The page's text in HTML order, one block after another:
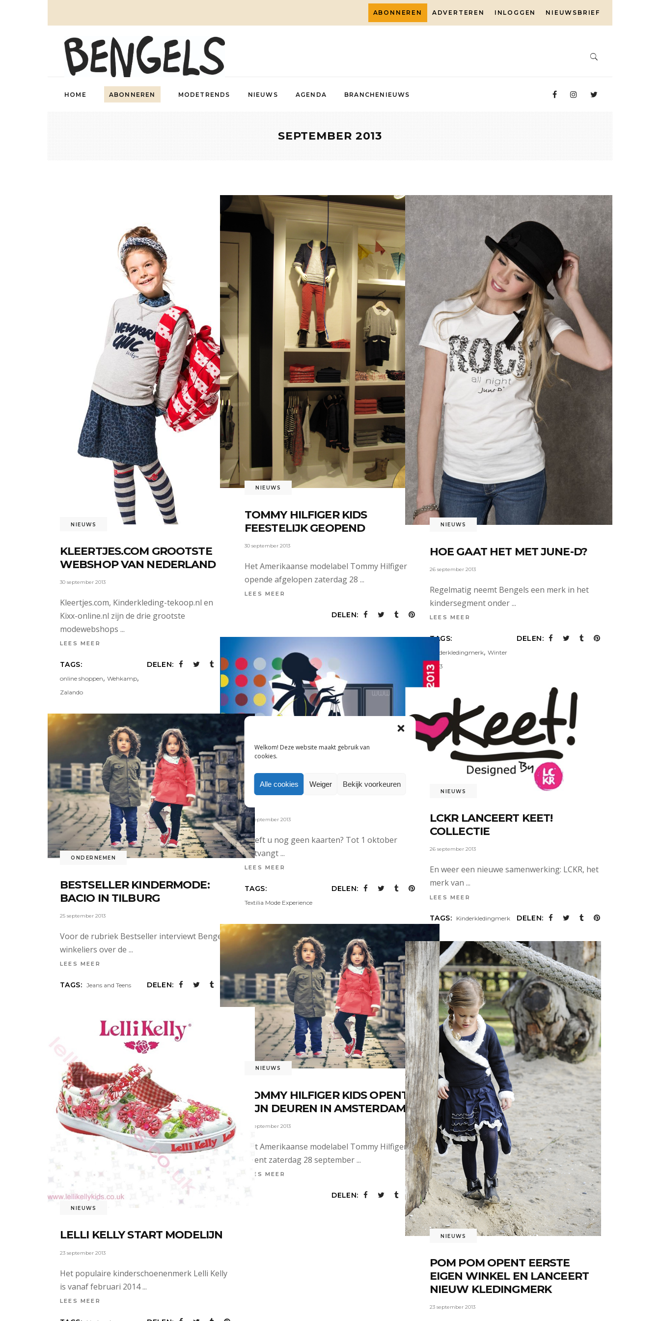
Welkom! Deze website maakt gebruik van
cookies.
Alle cookies Weiger Bekijk voorkeuren
ABONNEREN ADVERTEREN INLOGGEN NIEUWSBRIEF
HOME ABONNEREN MODETRENDS NIEUWS AGENDA BRANCHENIEUWS
SEPTEMBER 2013
NIEUWS
KLEERTJES.COM GROOTSTE
WEBSHOP VAN NEDERLAND
30 september 2013
Kleertjes.com, Kinderkleding-tekoop.nl en
Kixx-online.nl zijn de drie grootste
modewebshops
LEES MEER
TAGS:
online shoppen, Wehkamp,
Zalando
DELEN:
NIEUWS
TOMMY HILFIGER KIDS
FEESTELIJK GEOPEND
30 september 2013
Het Amerikaanse modelabel Tommy Hilfiger
opende afgelopen zaterdag 28
LEES MEER
DELEN:
NIEUWS
HOE GAAT HET MET JUNE-D?
26 september 2013
Regelmatig neemt Bengels een merk in het
kindersegment onder
LEES MEER
TAGS:
Kinderkledingmerk, Winter
2013
DELEN:
MARKETING
LAATSTE WEEK
VROEGBOEKKORTING VOOR
TEXTILIA MODE EXPERIENCE
26 september 2013
Heeft u nog geen kaarten? Tot 1 oktober
ontvangt
LEES MEER
TAGS:
Textilia Mode Experience
DELEN:
NIEUWS
LCKR LANCEERT KEET!
COLLECTIE
26 september 2013
En weer een nieuwe samenwerking: LCKR, het
merk van
LEES MEER
TAGS: Kinderkledingmerk DELEN:
ONDERNEMEN
BESTSELLER KINDERMODE:
BACIO IN TILBURG
25 september 2013
Voor de rubriek Bestseller interviewt Bengels
winkeliers over de
LEES MEER
TAGS: Jeans and Teens DELEN:
NIEUWS
TOMMY HILFIGER KIDS OPENT
ZIJN DEUREN IN AMSTERDAM
24 september 2013
Het Amerikaanse modelabel Tommy Hilfiger
opent zaterdag 28 september
LEES MEER
DELEN:
NIEUWS
POM POM OPENT EERSTE
EIGEN WINKEL EN LANCEERT
NIEUW KLEDINGMERK
23 september 2013
NIEUWS
LELLI KELLY START MODELIJN
23 september 2013
Het populaire kinderschoenenmerk Lelli Kelly
is vanaf februari 2014
LEES MEER